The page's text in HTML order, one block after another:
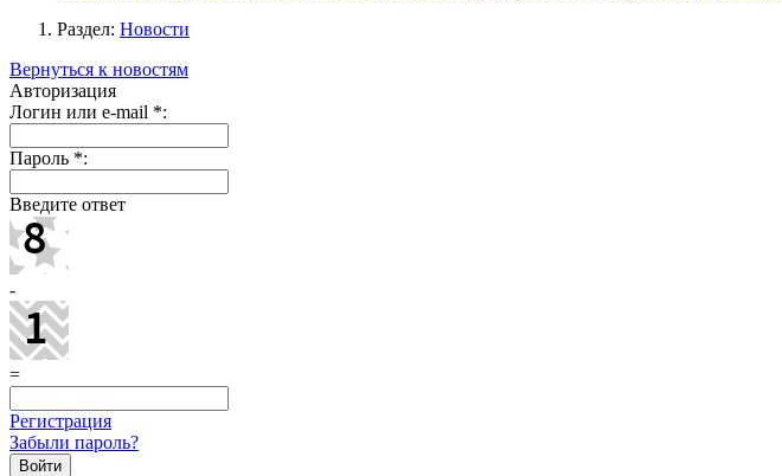
Раздел: Новости
Вернуться к новостям
Авторизация
Логин или e-mail *:
Пароль *:
Введите ответ
-
=
Регистрация
Забыли пароль?